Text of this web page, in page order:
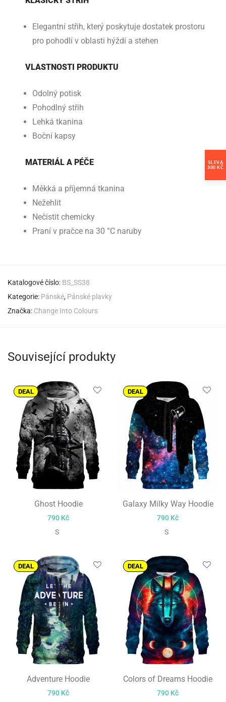
Elegantní střih, který poskytuje dostatek prostoru
pro pohodlí v oblasti hýždí a stehen
VLASTNOSTI PRODUKTU
Odolný potisk
Pohodlný střih
Lehká tkanina
Boční kapsy
MATERIÁL A PÉČE
Měkká a příjemná tkanina
Nežehlit
Nečistit chemicky
Praní v pračce na 30 °C naruby
Katalogové číslo: BS_SS38
Kategorie: Pánské, Pánské plavky
Značka: Change Into Colours
Související produkty
DEAL
Ghost Hoodie
790 Kč
S
DEAL
Galaxy Milky Way Hoodie
790 Kč
S
DEAL
Adventure Hoodie
790 Kč
DEAL
Colors of Dreams Hoodie
790 Kč
SLEVA
300 KČ